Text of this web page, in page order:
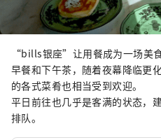
“bills银座”让用餐成为一场美
早餐和下午茶，随着夜幕降临更
的各式菜肴也相当受到欢迎。
平日前往也几乎是客满的状态，
排队。